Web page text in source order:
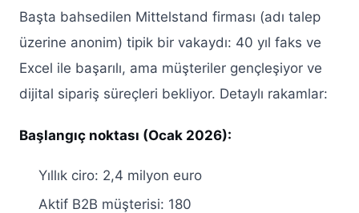
Başta bahsedilen Mittelstand firması (adı talep
üzerine anonim) tipik bir vakaydı: 40 yıl faks ve
Excel ile başarılı, ama müşteriler gençleşiyor ve
dijital sipariş süreçleri bekliyor. Detaylı rakamlar:
Başlangıç noktası (Ocak 2026):
Yıllık ciro: 2,4 milyon euro
Aktif B2B müşterisi: 180